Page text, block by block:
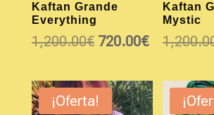
Kaftan Grande
Everything
1,200.00€ El
original
era:
720.00€El
actual
es:
Kaftan
Mystic
¡Oferta!